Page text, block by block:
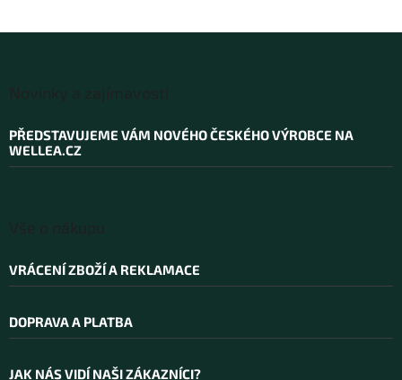
PŘEDSTAVUJEME VÁM NOVÉHO ČESKÉHO VÝROBCE NA
WELLEA.CZ
VRÁCENÍ ZBOŽÍ A REKLAMACE
DOPRAVA A PLATBA
JAK NÁS VIDÍ NAŠI ZÁKAZNÍCI?